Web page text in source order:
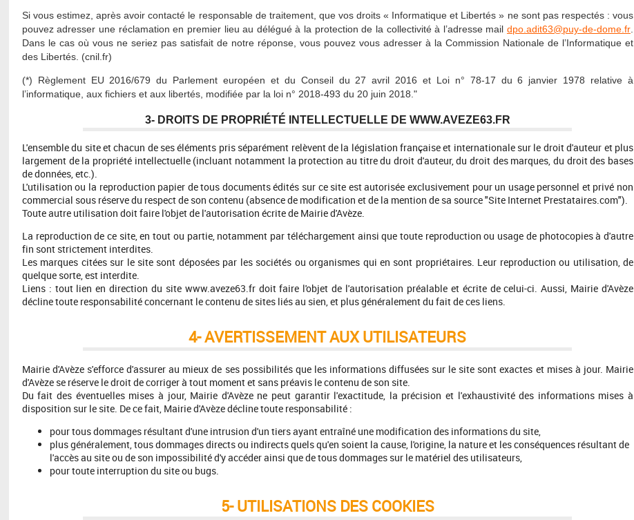
Si vous estimez, après avoir contacté le responsable de traitement, que vos droits « Informatique et Libertés » ne sont pas respectés : vous
pouvez adresser une réclamation en premier lieu au délégué à la protection de la collectivité à l’adresse mail dpo.adit63@puy-de-dome.fr.
Dans le cas où vous ne seriez pas satisfait de notre réponse, vous pouvez vous adresser à la Commission Nationale de l’Informatique et
des Libertés. (cnil.fr)
(*) Règlement EU 2016/679 du Parlement européen et du Conseil du 27 avril 2016 et Loi n° 78-17 du 6 janvier 1978 relative à
l’informatique, aux fichiers et aux libertés, modifiée par la loi n° 2018-493 du 20 juin 2018."
3- DROITS DE PROPRIÉTÉ INTELLECTUELLE DE WWW.AVEZE63.FR
L'ensemble du site et chacun de ses éléments pris séparément relèvent de la législation française et internationale sur le droit d'auteur et plus
largement de la propriété intellectuelle (incluant notamment la protection au titre du droit d'auteur, du droit des marques, du droit des bases
de données, etc.).
L'utilisation ou la reproduction papier de tous documents édités sur ce site est autorisée exclusivement pour un usage personnel et privé non
commercial sous réserve du respect de son contenu (absence de modification et de la mention de sa source "Site Internet Prestataires.com").
Toute autre utilisation doit faire l'objet de l'autorisation écrite de Mairie d'Avèze.
La reproduction de ce site, en tout ou partie, notamment par téléchargement ainsi que toute reproduction ou usage de photocopies à d'autre
fin sont strictement interdites.
Les marques citées sur le site sont déposées par les sociétés ou organismes qui en sont propriétaires. Leur reproduction ou utilisation, de
quelque sorte, est interdite.
Liens : tout lien en direction du site www.aveze63.fr doit faire l'objet de l'autorisation préalable et écrite de celui-ci. Aussi, Mairie d'Avèze
décline toute responsabilité concernant le contenu de sites liés au sien, et plus généralement du fait de ces liens.
4- AVERTISSEMENT AUX UTILISATEURS
Mairie d'Avèze s'efforce d'assurer au mieux de ses possibilités que les informations diffusées sur le site sont exactes et mises à jour. Mairie
d'Avèze se réserve le droit de corriger à tout moment et sans préavis le contenu de son site.
Du fait des éventuelles mises à jour, Mairie d'Avèze ne peut garantir l'exactitude, la précision et l'exhaustivité des informations mises à
disposition sur le site. De ce fait, Mairie d'Avèze décline toute responsabilité :
pour tous dommages résultant d'une intrusion d'un tiers ayant entraîné une modification des informations du site,
plus généralement, tous dommages directs ou indirects quels qu'en soient la cause, l'origine, la nature et les conséquences résultant de
l'accès au site ou de son impossibilité d'y accéder ainsi que de tous dommages sur le matériel des utilisateurs,
pour toute interruption du site ou bugs.
5- UTILISATIONS DES COOKIES